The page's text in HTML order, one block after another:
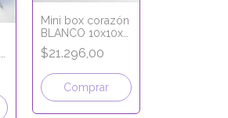
Mini box corazón
BLANCO 10x10x5
cm
$21.296,00
Comprar